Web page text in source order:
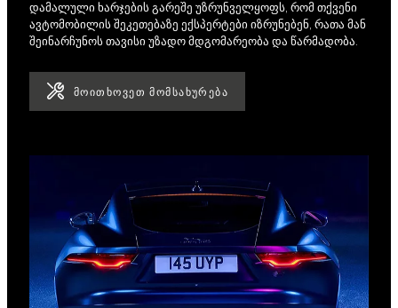
დამალული ხარჯების გარეშე უზრუნველყოფს, რომ თქვენი
ავტომობილის შეკეთებაზე ექსპერტები იზრუნებენ, რათა მან
შეინარჩუნოს თავისი უზადო მდგომარეობა და წარმადობა.
ᲛᲝᲘᲗᲮᲝᲕᲔᲗ ᲛᲝᲛᲡᲐᲮᲣᲠᲔᲑᲐ